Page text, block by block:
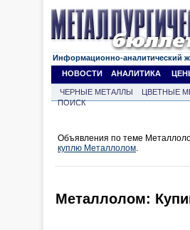
Информационно-аналитический
НОВОСТИ
АНАЛИТИКА
ЧЕРНЫЕ МЕТАЛЛЫ ЦВЕТНЫЕ
ПОИСК
Объявления по теме
куплю Металлолом.
Металлолом: